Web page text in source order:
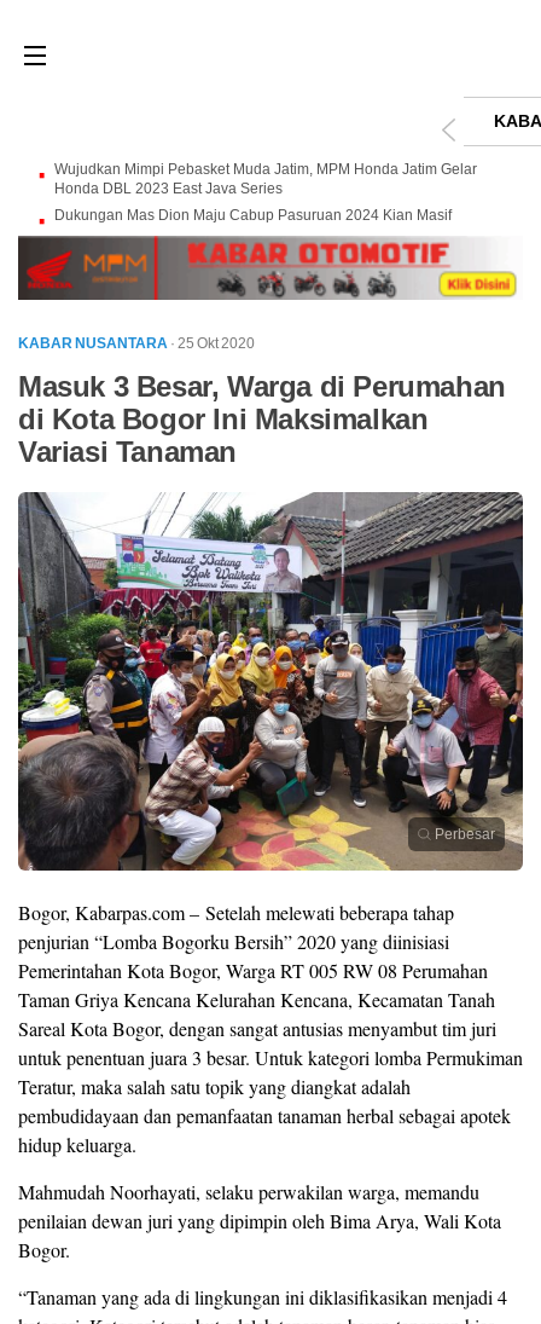
Wujudkan Mimpi Pebasket Muda Jatim, MPM Honda Jatim Gelar
Honda DBL 2023 East Java Series
Dukungan Mas Dion Maju Cabup Pasuruan 2024 Kian Masif
KABAR NUSANTARA · 25 Okt 2020
Masuk 3 Besar, Warga di Perumahan
di Kota Bogor Ini Maksimalkan
Variasi Tanaman
Perbesar
Bogor, Kabarpas.com – Setelah melewati beberapa tahap
penjurian “Lomba Bogorku Bersih” 2020 yang diinisiasi
Pemerintahan Kota Bogor, Warga RT 005 RW 08 Perumahan
Taman Griya Kencana Kelurahan Kencana, Kecamatan Tanah
Sareal Kota Bogor, dengan sangat antusias menyambut tim juri
untuk penentuan juara 3 besar. Untuk kategori lomba Permukiman
Teratur, maka salah satu topik yang diangkat adalah
pembudidayaan dan pemanfaatan tanaman herbal sebagai apotek
hidup keluarga.
Mahmudah Noorhayati, selaku perwakilan warga, memandu
penilaian dewan juri yang dipimpin oleh Bima Arya, Wali Kota
Bogor.
“Tanaman yang ada di lingkungan ini diklasifikasikan menjadi 4